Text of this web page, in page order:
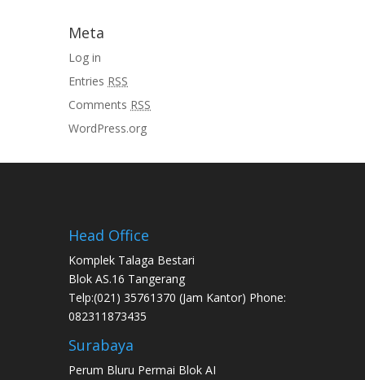
Meta
Log in
Entries RSS
Comments RSS
WordPress.org
Head Office
Komplek Talaga Bestari
Blok AS.16 Tangerang
Telp:(021) 35761370 (Jam Kantor) Phone:
082311873435
Surabaya
Perum Bluru Permai Blok AI